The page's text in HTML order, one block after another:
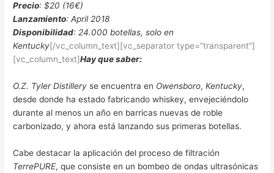
Precio: $20 (16€)
Lanzamiento: April 2018
Disponibilidad: 24.000 botellas, solo en
Kentucky[/vc_column_text][vc_separator type=”transparent”]
[vc_column_text]Hay que saber:
O.Z. Tyler Distillery se encuentra en Owensboro,Kentucky,
desde donde ha estado fabricando whiskey, envejeciéndolo
durante al menos un año en barricas nuevas de roble
carbonizado, y ahora está lanzando sus primeras botellas.
Cabe destacar la aplicación del proceso de filtración
TerrePURE, que consiste en un bombeo de ondas ultrasónicas